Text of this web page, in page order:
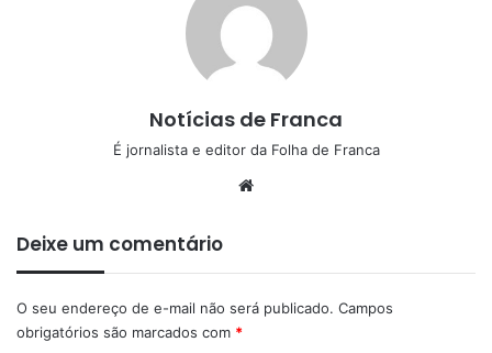
Notícias de Franca
É jornalista e editor da Folha de Franca
Deixe um comentário
O seu endereço de e-mail não será publicado. Campos
obrigatórios são marcados com *